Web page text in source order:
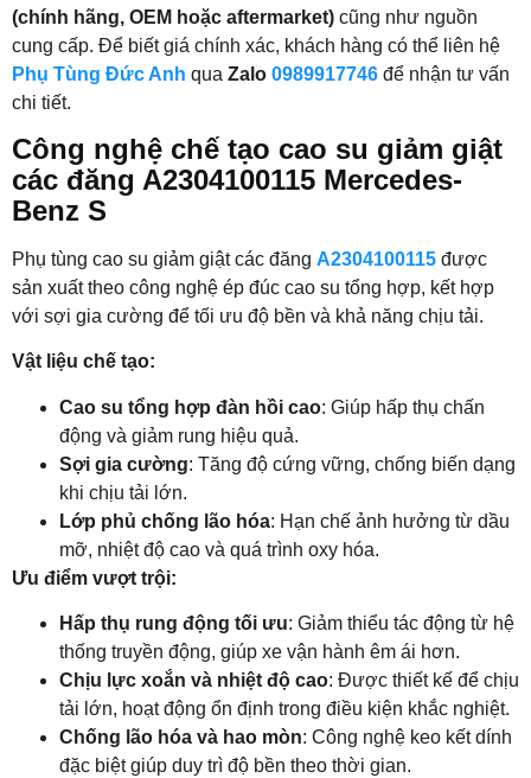
(chính hãng, OEM hoặc aftermarket) cũng như nguồn
cung cấp. Để biết giá chính xác, khách hàng có thể liên hệ
Phụ Tùng Đức Anh qua Zalo 0989917746 để nhận tư vấn
chi tiết.
Công nghệ chế tạo cao su giảm giật
các đăng A2304100115 Mercedes-
Benz S
Phụ tùng cao su giảm giật các đăng A2304100115 được
sản xuất theo công nghệ ép đúc cao su tổng hợp, kết hợp
với sợi gia cường để tối ưu độ bền và khả năng chịu tải.
Vật liệu chế tạo:
Cao su tổng hợp đàn hồi cao: Giúp hấp thụ chấn
động và giảm rung hiệu quả.
Sợi gia cường: Tăng độ cứng vững, chống biến dạng
khi chịu tải lớn.
Lớp phủ chống lão hóa: Hạn chế ảnh hưởng từ dầu
mỡ, nhiệt độ cao và quá trình oxy hóa.
Ưu điểm vượt trội:
Hấp thụ rung động tối ưu: Giảm thiểu tác động từ hệ
thống truyền động, giúp xe vận hành êm ái hơn.
Chịu lực xoắn và nhiệt độ cao: Được thiết kế để chịu
tải lớn, hoạt động ổn định trong điều kiện khắc nghiệt.
Chống lão hóa và hao mòn: Công nghệ keo kết dính
đặc biệt giúp duy trì độ bền theo thời gian.